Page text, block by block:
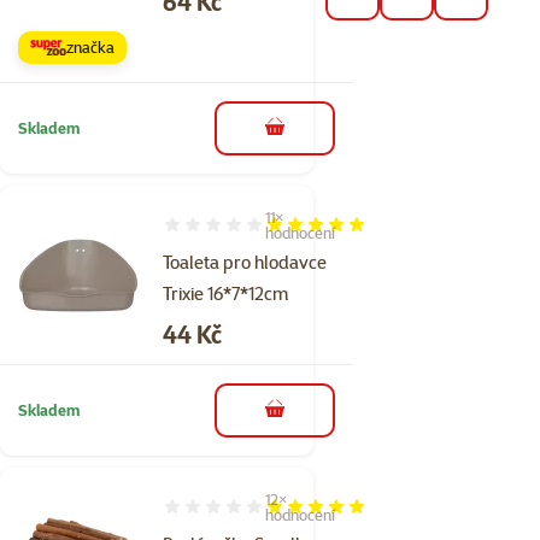
značka
Skladem do košíku
Toaleta pro hlodavce
Trixie 16*7*12cm
Hodnocení 98%, počet hodnocení: 11
11×
hodnocení
Cena
44 Kč
Skladem do košíku
Hodnocení 98%, počet hodnocení: 12
12×
hodnocení